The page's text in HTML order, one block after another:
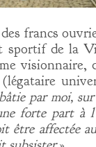
francs
sportif de la
par moi,
forte part à
être affectée